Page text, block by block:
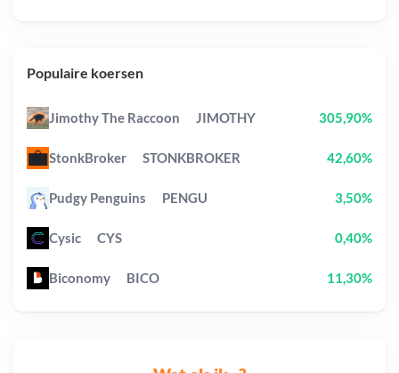
Populaire koersen
Jimothy The Raccoon JIMOTHY 305,90%
StonkBroker STONKBROKER 42,60%
Pudgy Penguins PENGU 3,50%
Cysic CYS 0,40%
Biconomy BICO 11,30%